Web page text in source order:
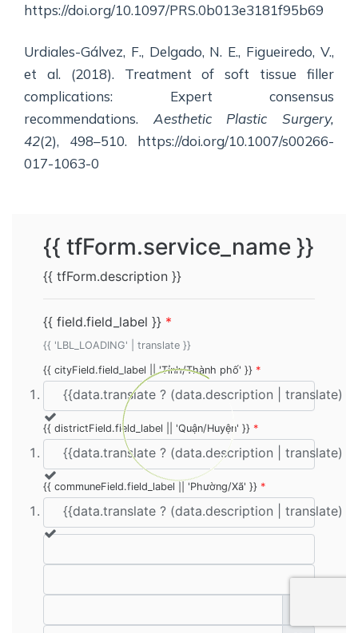
https://doi.org/10.1097/PRS.0b013e3181f95b69
Urdiales-Gálvez, F., Delgado, N. E., Figueiredo, V.,
et al. (2018). Treatment of soft tissue filler
complications: Expert consensus
recommendations. Aesthetic Plastic Surgery,
42(2), 498–510. https://doi.org/10.1007/s00266-
017-1063-0